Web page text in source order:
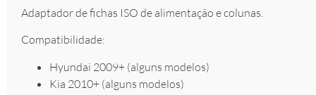
Adaptador de fichas ISO de alimentação e colunas.
Compatibilidade:
Hyundai 2009+ (alguns modelos)
Kia 2010+ (alguns modelos)